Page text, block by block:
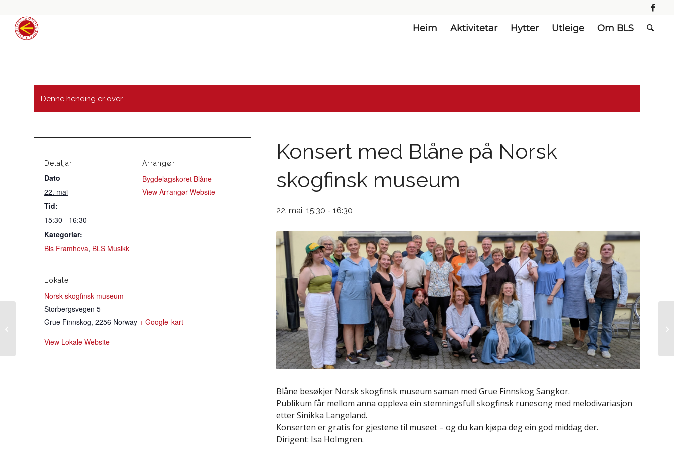
Heim Aktivitetar Hytter Utleige Om BLS
Denne hending er over.
Konsert med Blåne på Norsk
skogfinsk museum
22. mai 15:30 - 16:30
Blåne besøkjer Norsk skogfinsk museum saman med Grue Finnskog Sangkor.
Publikum får mellom anna oppleva ein stemningsfull skogfinsk runesong med melodivariasjon
etter Sinikka Langeland.
Konserten er gratis for gjestene til museet – og du kan kjøpa deg ein god middag der.
Dirigent: Isa Holmgren.
Detaljar:
Dato
22. mai
Tid:
15:30 - 16:30
Kategoriar:
Bls Framheva, BLS Musikk
Arrangør
Bygdelagskoret Blåne
View Arrangør Website
Lokale
Norsk skogfinsk museum
Storbergsvegen 5
Grue Finnskog, 2256 Norway + Google-kart
View Lokale Website